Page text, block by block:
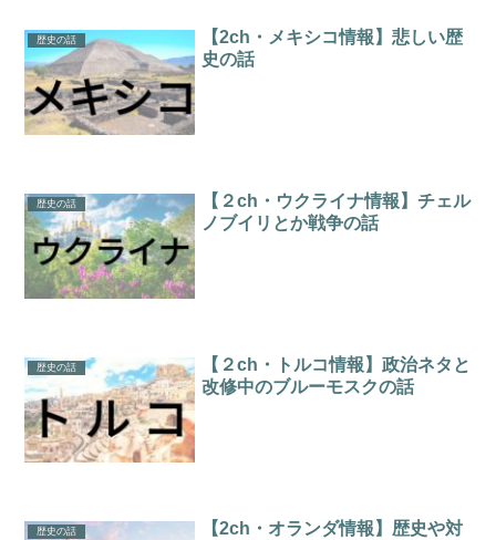
歴史の話
【2ch・メキシコ情報】悲しい歴
史の話
歴史の話
【２ch・ウクライナ情報】チェル
ノブイリとか戦争の話
歴史の話
【２ch・トルコ情報】政治ネタと
改修中のブルーモスクの話
歴史の話
【2ch・オランダ情報】歴史や対